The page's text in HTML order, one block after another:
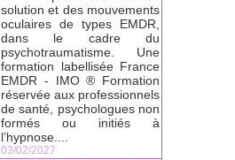
solution et des mouvements
oculaires de types EMDR,
dans le cadre du
psychotraumatisme. Une
formation labellisée France
EMDR - IMO ® Formation
réservée aux professionnels
de santé, psychologues non
formés ou initiés à
l’hypnose....
03/02/2027